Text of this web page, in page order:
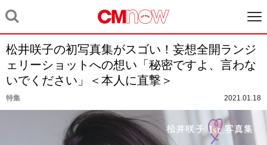
松井咲子の初写真集がスゴい！妄想全開ランジ
ェリーショットへの想い「秘密ですよ、言わな
いでください」＜本人に直撃＞
特集 2021.01.18